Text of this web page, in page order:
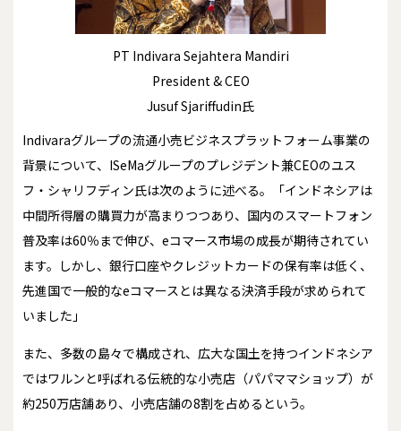
PT Indivara Sejahtera Mandiri
President & CEO
Jusuf Sjariffudin氏
Indivaraグループの流通小売ビジネスプラットフォーム事業の
背景について、ISeMaグループのプレジデント兼CEOのユス
フ・シャリフディン氏は次のように述べる。「インドネシアは
中間所得層の購買力が高まりつつあり、国内のスマートフォン
普及率は60％まで伸び、eコマース市場の成長が期待されてい
ます。しかし、銀行口座やクレジットカードの保有率は低く、
先進国で一般的なeコマースとは異なる決済手段が求められて
いました」
また、多数の島々で構成され、広大な国土を持つインドネシア
ではワルンと呼ばれる伝統的な小売店（パパママショップ）が
約250万店舗あり、小売店舗の8割を占めるという。